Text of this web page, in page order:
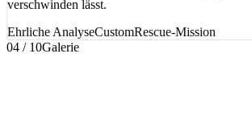
verschwinden lässt.
Ehrliche AnalyseCustomRescue-Mission
04 / 10Galerie